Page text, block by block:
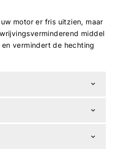
motor er fris uitzien, maar
middel
vermindert de hechting